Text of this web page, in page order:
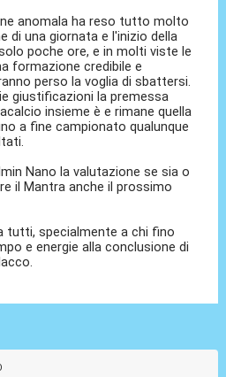
anomala ha reso tutto molto
di una giornata e l'inizio della
poche ore, e in molti viste le
formazione credibile e
perso la voglia di sbattersi.
giustificazioni la premessa
insieme è e rimane quella
a fine campionato qualunque
Nano la valutazione se sia o
il Mantra anche il prossimo
tutti, specialmente a chi fino
e energie alla conclusione di